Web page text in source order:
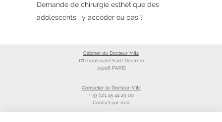
Demande de chirurgie esthétique des
adolescents : y accéder ou pas ?
Cabinet du Docteur Mitz
176 boulevard Saint-Germain
75006 PARIS
Contacter le Docteur Mitz
+ 33 (0)1 45 44 29 00
Contact par mail